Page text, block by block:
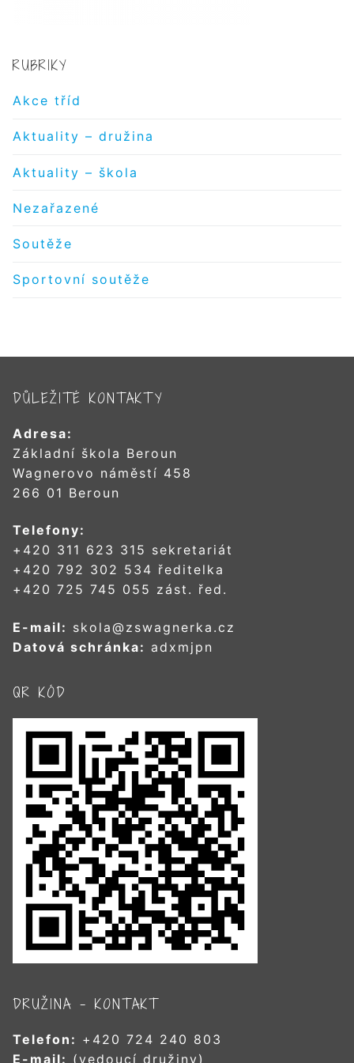
RUBRIKY
Akce tříd
Aktuality – družina
Aktuality – škola
Nezařazené
Soutěže
Sportovní soutěže
DŮLEŽITÉ KONTAKTY
Adresa:
Základní škola Beroun
Wagnerovo náměstí 458
266 01 Beroun
Telefony:
+420 311 623 315 sekretariát
+420 792 302 534 ředitelka
+420 725 745 055 zást. řed.
E-mail: skola@zswagnerka.cz
Datová schránka: adxmjpn
QR KÓD
DRUŽINA – KONTAKT
Telefon: +420 724 240 803
E-mail: (vedoucí družiny)